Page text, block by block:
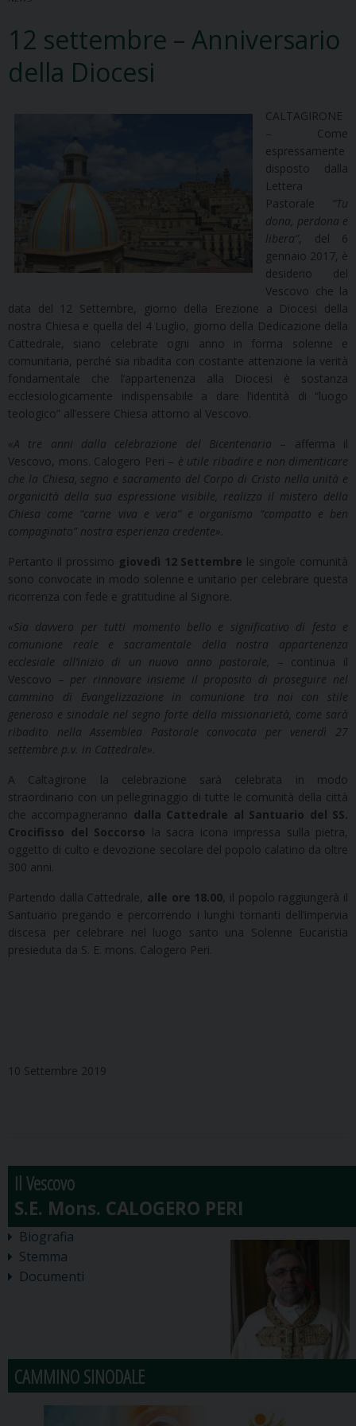
12 settembre – Anniversario
della Diocesi
CALTAGIRONE
– Come
espressamente
disposto dalla
Lettera
Pastorale “Tu
dona, perdona e
libera”, del 6
gennaio 2017, è
desiderio del
Vescovo che la
data del 12 Settembre, giorno della Erezione a Diocesi della
nostra Chiesa e quella del 4 Luglio, giorno della Dedicazione della
Cattedrale, siano celebrate ogni anno in forma solenne e
comunitaria, perché sia ribadita con costante attenzione la verità
fondamentale che l’appartenenza alla Diocesi è sostanza
ecclesiologicamente indispensabile a dare l’identità di “luogo
teologico” all’essere Chiesa attorno al Vescovo.
«A tre anni dalla celebrazione del Bicentenario – afferma il
Vescovo, mons. Calogero Peri – è utile ribadire e non dimenticare
che la Chiesa, segno e sacramento del Corpo di Cristo nella unità e
organicità della sua espressione visibile, realizza il mistero della
Chiesa come “carne viva e vera” e organismo “compatto e ben
compaginato” nostra esperienza credente»
Pertanto il prossimo giovedì 12 Settembre le singole comunità
sono convocate in modo solenne e unitario per celebrare questa
ricorrenza con fede e gratitudine al Signore.
«Sia davvero per tutti momento bello e significativo di festa e
comunione reale e sacramentale della nostra appartenenza
ecclesiale all’inizio di un nuovo anno pastorale, – continua il
Vescovo – per rinnovare insieme il proposito di proseguire nel
cammino di Evangelizzazione in comunione tra noi con stile
generoso e sinodale nel segno forte della missionarietà, come sarà
ribadito nella Assemblea Pastorale convocata per venerdì 27
settembre p.v. in Cattedrale».
A Caltagirone la celebrazione sarà celebrata in modo
straordinario con un pellegrinaggio di tutte le comunità della città
che accompagneranno dalla Cattedrale al Santuario del SS.
Crocifisso del Soccorso la sacra icona impressa sulla pietra,
oggetto di culto e devozione secolare del popolo calatino da oltre
300 anni.
Partendo dalla Cattedrale, alle ore 18.00, il popolo raggiungerà il
Santuario pregando e percorrendo i lunghi tornanti dell’impervia
discesa per celebrare nel luogo santo una Solenne Eucaristia
presieduta da S. E. mons. Calogero Peri.
10 Settembre 2019
Il Vescovo
Biografia
Stemma
Documenti
CAMMINO SINODALE